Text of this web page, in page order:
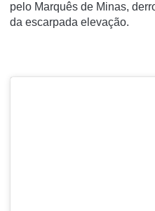
pelo Marquês de Minas,
da escarpada elevação.